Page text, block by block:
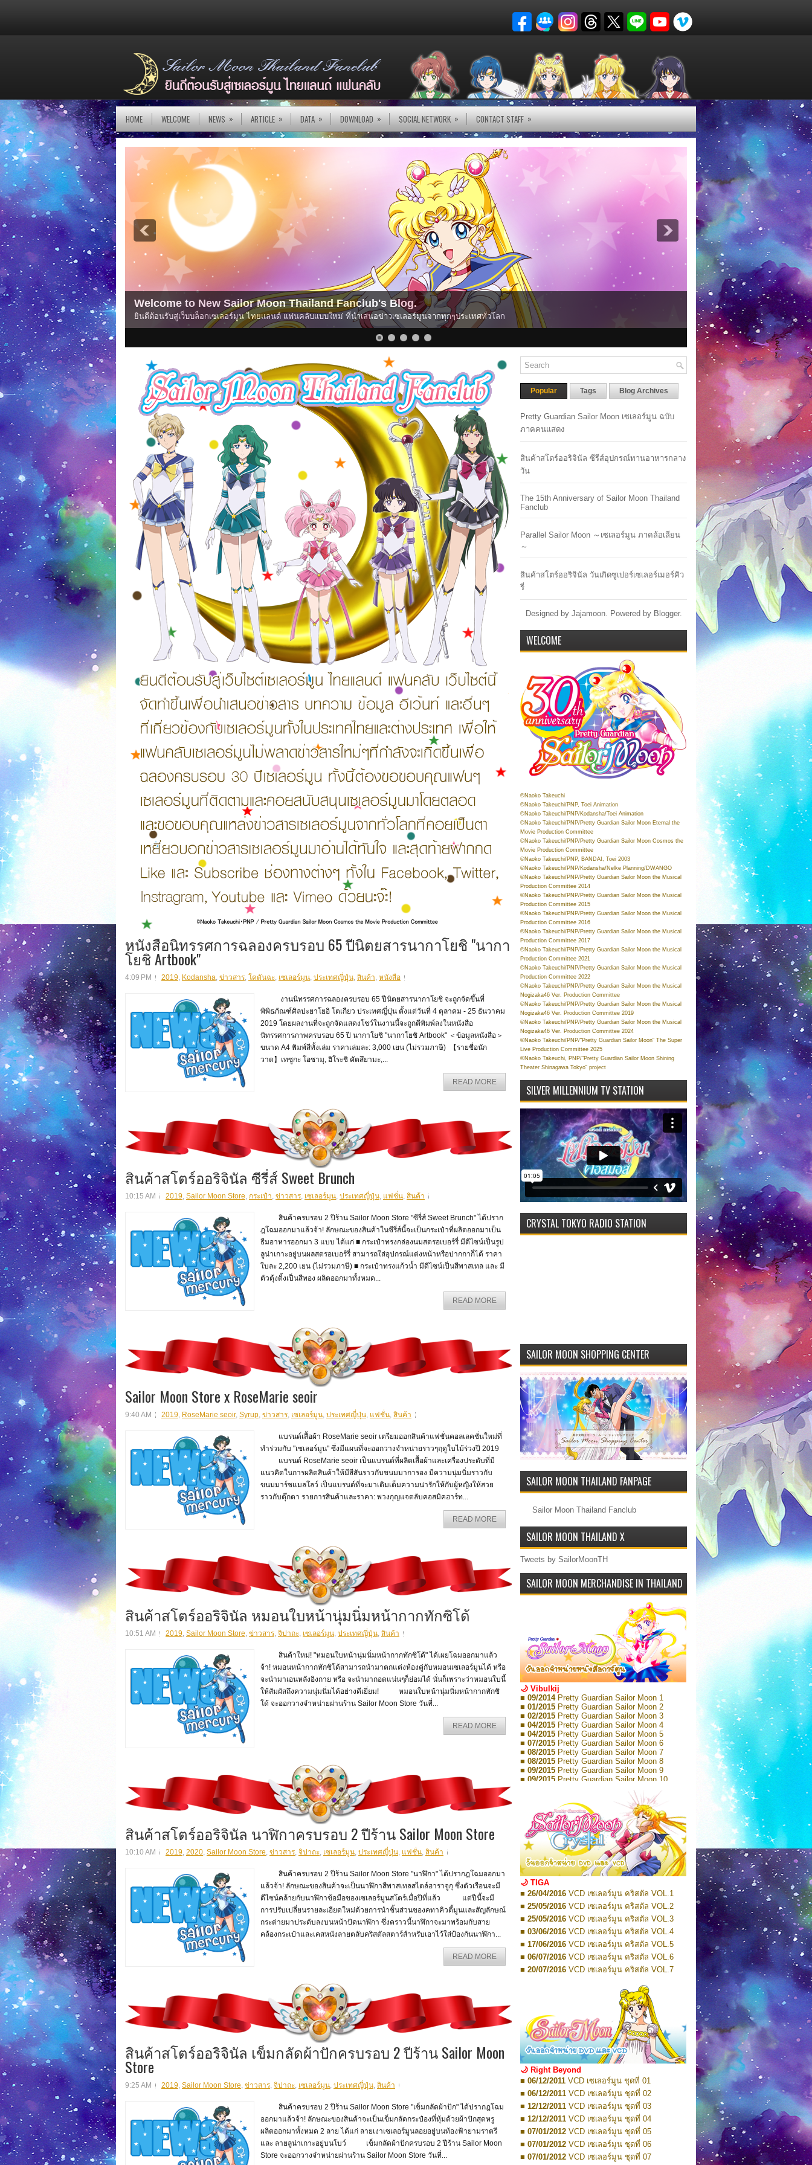
HOME WELCOME NEWS » ARTICLE » DATA » DOWNLOAD » SOCIAL NETWORK » CONTACT STAFF »
(NEWS) Pretty Guardian Sailor Moon Eternal Edition: Complete E-Book Collection Out Now!
(ข่าวสาร) Pretty Guardian Sailor Moon Eternal Edition มีวางจำหน่ายแบบ E-Book ครบเซ็ตแล้วโดยวิบูลย์กิจ!
1 2 3 4
หนังสือนิทรรศการฉลองครบรอบ 65 ปีนิตยสารนากาโยชิ "นากา
โยชิ Artbook"
4:09 PM 2019, Kodansha, ข่าวสาร, โคดันฉะ, เซเลอร์มูน, ประเทศญี่ปุ่น, สินค้า, หนังสือ
งานนิทรรศการฉลองครบรอบ 65 ปีนิตยสารนากาโยชิ จะถูกจัดขึ้นที่
พิพิธภัณฑ์ศิลปะยาโยอิ โตเกียว ประเทศญี่ปุ่น ตั้งแต่วันที่ 4 ตุลาคม - 25 ธันวาคม
2019 โดยผลงานที่จะถูกจัดแสดงโชว์ในงานนี้จะถูกตีพิมพ์ลงในหนังสือ
นิทรรศการภาพครบรอบ 65 ปี นากาโยชิ "นากาโยชิ Artbook" ＜ข้อมูลหนังสือ＞
ขนาด A4 พิมพ์สีทั้งเล่ม ราคาเล่มละ: 3,000 เยน (ไม่รวมภาษี) 【รายชื่อนัก
วาด】เทซูกะ โอซามุ, ฮิโระชิ คัตสึยามะ,...
READ MORE
สินค้าสโตร์ออริจินัล ซีรี่ส์ Sweet Brunch
10:15 AM 2019, Sailor Moon Store, กระเป๋า, ข่าวสาร, เซเลอร์มูน, ประเทศญี่ปุ่น, แฟชั่น, สินค้า
สินค้าครบรอบ 2 ปีร้าน Sailor Moon Store "ซีรี่ส์ Sweet Brunch" ได้ปราก
ฎโฉมออกมาแล้วจ้า! ลักษณะของสินค้าในซีรี่ส์นี้จะเป็นกระเป๋าที่ผลิตออกมาเป็น
ธีมอาหารออกมา 3 แบบ ได้แก่ ■ กระเป๋าทรงกล่องนมสตรอเบอร์รี่ มีดีไซน์เป็นรูป
ลูน่าเกาะอยู่บนผลสตรอเบอร์รี่ สามารถใส่อุปกรณ์แต่งหน้าหรือปากกาก็ได้ ราคา
ใบละ 2,200 เยน (ไม่รวมภาษี) ■ กระเป๋าทรงแก้วน้ำ มีดีไซน์เป็นสีพาสเทล และ มี
ตัวตุ้งติ้งเป็นสีทอง ผลิตออกมาทั้งหมด...
READ MORE
Sailor Moon Store x RoseMarie seoir
9:40 AM 2019, RoseMarie seoir, Syrup, ข่าวสาร, เซเลอร์มูน, ประเทศญี่ปุ่น, แฟชั่น, สินค้า
แบรนด์เสื้อผ้า RoseMarie seoir เตรียมออกสินค้าแฟชั่นคอลเลคชั่นใหม่ที่
ทำร่วมกับ "เซเลอร์มูน" ซึ่งมีแผนที่จะออกวางจำหน่ายราวๆฤดูใบไม้ร่วงปี 2019
แบรนด์ RoseMarie seoir เป็นแบรนด์ที่ผลิตเสื้อผ้าและเครื่องประดับที่มี
แนวคิดในการผลิตสินค้าให้มีสีสันราวกับขนมมาการอง มีความนุ่มนิ่มราวกับ
ขนมมาร์ชแมลโลว์ เป็นแบรนด์ที่จะมาเติมเต็มความน่ารักให้กับผู้หญิงให้สวย
ราวกับตุ๊กตา รายการสินค้าและราคา: พวงกุญแจตลับคอสมิคฮาร์ท...
READ MORE
สินค้าสโตร์ออริจินัล หมอนใบหน้านุ่มนิ่มหน้ากากทักซิโด้
10:51 AM 2019, Sailor Moon Store, ข่าวสาร, จิปาถะ, เซเลอร์มูน, ประเทศญี่ปุ่น, สินค้า
สินค้าใหม่! "หมอนใบหน้านุ่มนิ่มหน้ากากทักซิโด้" ได้เผยโฉมออกมาแล้ว
จ้า! หมอนหน้ากากทักซิโด้สามารถนำมาตกแต่งห้องคู่กับหมอนเซเลอร์มูนได้ หรือ
จะนำมาเอนหลังอิงกาย หรือ จะนำมากอดแน่นๆก็ย่อมได้ นั่นก็เพราะว่าหมอนใบนี้
ให้สัมผัสถึงความนุ่มนิ่มได้อย่างดีเยี่ยม! หมอนใบหน้านุ่มนิ่มหน้ากากทักซิ
โด้ จะออกวางจำหน่ายผ่านร้าน Sailor Moon Store วันที่...
READ MORE
สินค้าสโตร์ออริจินัล นาฬิกาครบรอบ 2 ปีร้าน Sailor Moon Store
10:10 AM 2019, 2020, Sailor Moon Store, ข่าวสาร, จิปาถะ, เซเลอร์มูน, ประเทศญี่ปุ่น, แฟชั่น, สินค้า
สินค้าครบรอบ 2 ปีร้าน Sailor Moon Store "นาฬิกา" ได้ปรากฎโฉมออกมา
แล้วจ้า! ลักษณะของสินค้าจะเป็นนาฬิกาสีพาสเทลสไตล์ฮาราจูกุ ซึ่งตัวเรือนจะมี
ดีไซน์คล้ายกับนาฬิกาข้อมือของเซเลอร์มูนสโตร์เมื่อปีที่แล้ว แต่ปีนี้จะมี
การปรับเปลี่ยนรายละเอียดใหม่ด้วยการนำชิ้นส่วนของคทาคิวตี้มูนและสัญลักษณ์
กระต่ายมาประดับลงบนหน้าปัดนาฬิกา ซึ่งคราวนี้นาฬิกาจะมาพร้อมกับสาย
คล้องกระเป๋าและเคสหนังลายตลับคริสตัลสตาร์สำหรับเอาไว้ใส่ป้องกันนาฬิกา...
READ MORE
สินค้าสโตร์ออริจินัล เข็มกลัดผ้าปักครบรอบ 2 ปีร้าน Sailor Moon
Store
9:25 AM 2019, Sailor Moon Store, ข่าวสาร, จิปาถะ, เซเลอร์มูน, ประเทศญี่ปุ่น, สินค้า
สินค้าครบรอบ 2 ปีร้าน Sailor Moon Store "เข็มกลัดผ้าปัก" ได้ปรากฎโฉม
ออกมาแล้วจ้า! ลักษณะของสินค้าจะเป็นเข็มกลัดกระป๋องที่หุ้มด้วยผ้าปักสุดหรู
ผลิตออกมาทั้งหมด 2 ลาย ได้แก่ ลายเงาเซเลอร์มูนลอยอยู่บนท้องฟ้ายามราตรี
และ ลายลูน่าเกาะอยู่บนโบว์ เข็มกลัดผ้าปักครบรอบ 2 ปีร้าน Sailor Moon
Store จะออกวางจำหน่ายผ่านร้าน Sailor Moon Store วันที่...
Popular Tags Blog Archives
Pretty Guardian Sailor Moon เซเลอร์มูน ฉบับ
ภาคคนแสดง
สินค้าสโตร์ออริจินัล ซีรีส์อุปกรณ์ทานอาหารกลาง
วัน
The 15th Anniversary of Sailor Moon Thailand
Fanclub
Parallel Sailor Moon ～เซเลอร์มูน ภาคล้อเลียน
～
สินค้าสโตร์ออริจินัล วันเกิดซูเปอร์เซเลอร์เมอร์คิว
รี่
Designed by Jajamoon. Powered by Blogger.
WELCOME
©Naoko Takeuchi
©Naoko Takeuchi/PNP, Toei Animation
©Naoko Takeuchi/PNP/Kodansha/Toei Animation
©Naoko Takeuchi/PNP/Pretty Guardian Sailor Moon Eternal the
Movie Production Committee
©Naoko Takeuchi/PNP/Pretty Guardian Sailor Moon Cosmos the
Movie Production Committee
©Naoko Takeuchi/PNP, BANDAI, Toei 2003
©Naoko Takeuchi/PNP/Kodansha/Nelke Planning/DWANGO
©Naoko Takeuchi/PNP/Pretty Guardian Sailor Moon the Musical
Production Committee 2014
©Naoko Takeuchi/PNP/Pretty Guardian Sailor Moon the Musical
Production Committee 2015
©Naoko Takeuchi/PNP/Pretty Guardian Sailor Moon the Musical
Production Committee 2016
©Naoko Takeuchi/PNP/Pretty Guardian Sailor Moon the Musical
Production Committee 2017
©Naoko Takeuchi/PNP/Pretty Guardian Sailor Moon the Musical
Production Committee 2021
©Naoko Takeuchi/PNP/Pretty Guardian Sailor Moon the Musical
Production Committee 2022
©Naoko Takeuchi/PNP/Pretty Guardian Sailor Moon the Musical
Nogizaka46 Ver. Production Committee
©Naoko Takeuchi/PNP/Pretty Guardian Sailor Moon the Musical
Nogizaka46 Ver. Production Committee 2019
©Naoko Takeuchi/PNP/Pretty Guardian Sailor Moon the Musical
Nogizaka46 Ver. Production Committee 2024
©Naoko Takeuchi/PNP/“Pretty Guardian Sailor Moon” The Super
Live Production Committee 2025
©Naoko Takeuchi, PNP/“Pretty Guardian Sailor Moon Shining
Theater Shinagawa Tokyo” project
SILVER MILLENNIUM TV STATION
CRYSTAL TOKYO RADIO STATION
SAILOR MOON SHOPPING CENTER
SAILOR MOON THAILAND FANPAGE
Sailor Moon Thailand Fanclub
SAILOR MOON THAILAND X
Tweets by SailorMoonTH
SAILOR MOON MERCHANDISE IN THAILAND
🌙 Vibulkij
■ 09/2014 Pretty Guardian Sailor Moon 1
■ 01/2015 Pretty Guardian Sailor Moon 2
■ 02/2015 Pretty Guardian Sailor Moon 3
■ 04/2015 Pretty Guardian Sailor Moon 4
■ 04/2015 Pretty Guardian Sailor Moon 5
■ 07/2015 Pretty Guardian Sailor Moon 6
■ 08/2015 Pretty Guardian Sailor Moon 7
■ 08/2015 Pretty Guardian Sailor Moon 8
■ 09/2015 Pretty Guardian Sailor Moon 9
■ 09/2015 Pretty Guardian Sailor Moon 10
Pretty Guardian Sailor Moon 11
Pretty Guardian Sailor Moon 12
Pretty Guardian Sailor Moon Short
Stories 1
■ 09/2018Pretty Guardian Sailor Moon Short
Stories 2
■ 01/2022Pretty Guardian Sailor Moon Eternal
Edition 1
■ 01/2022Pretty Guardian Sailor Moon Eternal
Edition 2
■ 03/2022Pretty Guardian Sailor Moon Eternal
Edition 3
■ 03/2022Pretty Guardian Sailor Moon Eternal
Edition 4
■ 07/2022Pretty Guardian Sailor Moon Eternal
Edition 5
■ 07/2022Pretty Guardian Sailor Moon Eternal
Edition 6
Pretty Guardian Sailor Moon Eternal
Edition 7
■ 01/2023Pretty Guardian Sailor Moon Eternal
Pretty Guardian Sailor Moon Eternal
Pretty Guardian Sailor Moon Eternal
Edition 10
■ TBA 2026Code Name: Sailor V 1
■ TBA 2026Code Name: Sailor V 2
🌙 TIGA
■ 26/04/2016 VCD เซเลอร์มูน คริสตัล VOL.1
■ 25/05/2016 VCD เซเลอร์มูน คริสตัล VOL.2
■ 25/05/2016 VCD เซเลอร์มูน คริสตัล VOL.3
■ 03/06/2016 VCD เซเลอร์มูน คริสตัล VOL.4
■ 17/06/2016 VCD เซเลอร์มูน คริสตัล VOL.5
■ 06/07/2016 VCD เซเลอร์มูน คริสตัล VOL.6
■ 20/07/2016 VCD เซเลอร์มูน คริสตัล VOL.7
VCD เซเลอร์มูน คริสตัล VOL.9
VCD เซเลอร์มูน คริสตัล VOL.10
■ 10/08/2016
VCD เซเลอร์มูน คริสตัล VOL.11
■ 10/08/2016VCD เซเลอร์มูน คริสตัล VOL.12
■ 17/08/2016VCD เซเลอร์มูน คริสตัล VOL.13
■ 26/05/2016 DVD เซเลอร์มูน คริสตัล VOL.1
■ 08/07/2016DVD เซเลอร์มูน คริสตัล VOL.2
■ 19/08/2016 DVD เซเลอร์มูน คริสตัล VOL.3
■ 08/09/2016 DVD เซเลอร์มูน คริสตัล VOL.4
■ 07/10/2016 DVD เซเลอร์มูน คริสตัล VOL.5
■ 28/10/2016 DVD เซเลอร์มูน คริสตัล VOL.6
■ 17/11/2016DVD เซเลอร์มูน คริสตัล VOL.7
■ 17/11/2016DVD เซเลอร์มูน คริสตัล VOL.8
■ 01/01/2017 DVD เซเลอร์มูน คริสตัล Box-Set
🌙 Right Beyond
■ 06/12/2011 VCD เซเลอร์มูน ชุดที่ 01
■ 06/12/2011 VCD เซเลอร์มูน ชุดที่ 02
■ 12/12/2011 VCD เซเลอร์มูน ชุดที่ 03
■ 12/12/2011 VCD เซเลอร์มูน ชุดที่ 04
■ 07/01/2012 VCD เซเลอร์มูน ชุดที่ 05
■ 07/01/2012 VCD เซเลอร์มูน ชุดที่ 06
■ 07/01/2012 VCD เซเลอร์มูน ชุดที่ 07